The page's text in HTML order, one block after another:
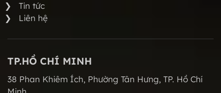
Tin tức
Liên hệ
TP.HỒ CHÍ MINH
38 Phan Khiêm Ích, Phường Tân Hưng, TP. Hồ Chí